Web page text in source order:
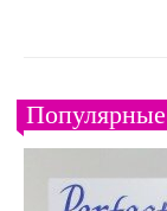
Популярные